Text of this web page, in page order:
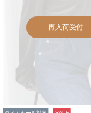
再入荷受付